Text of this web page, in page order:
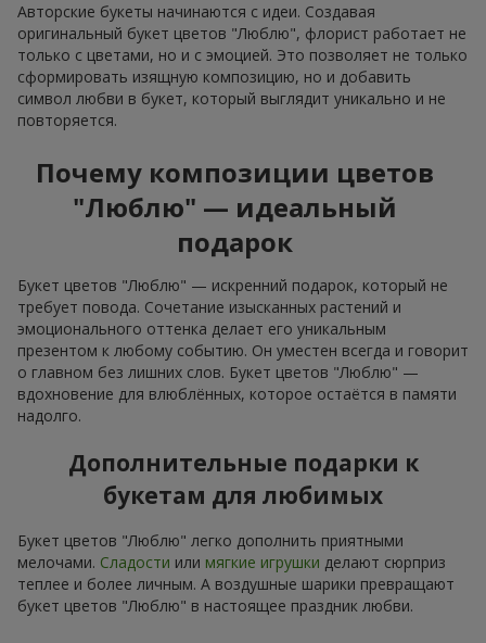
Авторские букеты начинаются с идеи. Создавая
оригинальный букет цветов "Люблю", флорист работает не
только с цветами, но и с эмоцией. Это позволяет не только
сформировать изящную композицию, но и добавить
символ любви в букет, который выглядит уникально и не
повторяется.
Почему композиции цветов
"Люблю" — идеальный
подарок
Букет цветов "Люблю" — искренний подарок, который не
требует повода. Сочетание изысканных растений и
эмоционального оттенка делает его уникальным
презентом к любому событию. Он уместен всегда и говорит
о главном без лишних слов. Букет цветов "Люблю" —
вдохновение для влюблённых, которое остаётся в памяти
надолго.
Дополнительные подарки к
букетам для любимых
Букет цветов "Люблю" легко дополнить приятными
мелочами. Сладости или мягкие игрушки делают сюрприз
теплее и более личным. А воздушные шарики превращают
букет цветов "Люблю" в настоящее праздник любви.